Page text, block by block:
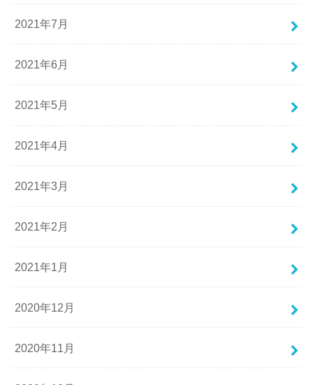
2021年7月
2021年6月
2021年5月
2021年4月
2021年3月
2021年2月
2021年1月
2020年12月
2020年11月